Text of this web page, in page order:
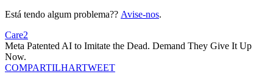
Está tendo algum problema?? Avise-nos.
Care2
Meta Patented AI to Imitate the Dead. Demand They Give It Up
Now.
COMPARTILHARTWEET